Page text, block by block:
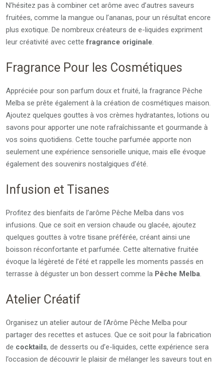
N’hésitez pas à combiner cet arôme avec d’autres saveurs
fruitées, comme la mangue ou l’ananas, pour un résultat encore
plus exotique. De nombreux créateurs de e-liquides expriment
leur créativité avec cettefragrance originale
Fragrance Pour les Cosmétiques
Appréciée pour son parfum doux et fruité, la fragrance Pêche
Melba se prête également à la création de cosmétiques maison.
Ajoutez quelques gouttes à vos crèmes hydratantes, lotions ou
savons pour apporter une note rafraîchissante et gourmande à
vos soins quotidiens. Cette touche parfumée apporte non
seulement une expérience sensorielle unique, mais elle évoque
également des souvenirs nostalgiques d’été.
Infusion et Tisanes
Profitez des bienfaits de l’arôme Pêche Melba dans vos
infusions. Que ce soit en version chaude ou glacée, ajoutez
quelques gouttes à votre tisane préférée, créant ainsi une
boisson réconfortante et parfumée. Cette alternative fruitée
évoque la légèreté de l’été et rappelle les moments passés en
terrasse à déguster un bon dessert comme la Pêche Melba
Atelier Créatif
Organisez un atelier autour de l’Arôme Pêche Melba pour
partager des recettes et astuces. Que ce soit pour la fabrication
de cocktails, de desserts ou d’e-liquides, cette expérience sera
l’occasion de découvrir le plaisir de mélanger les saveurs tout en